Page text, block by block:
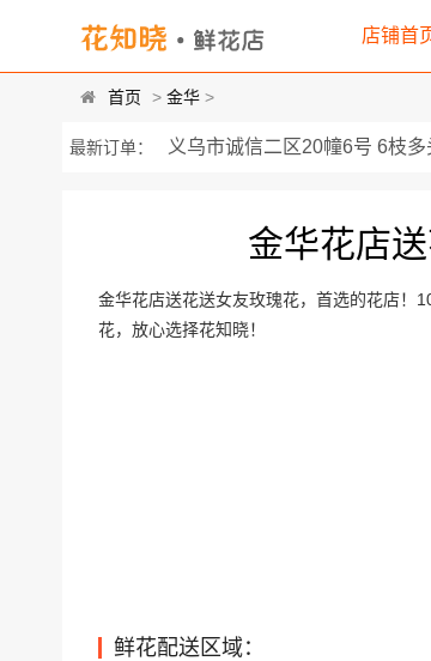
店铺首
首页 > 金华 >
最新订单： 义乌市诚信二区20幢6号 6枝
浙江省义乌市后宅街道北岭塘
浙江省义乌市财富大厦A座1楼
城北西路139号 21朵顶级红玫
荷叶塘工业区物华路1号（丽
南马镇南马中心卫生院 由9枝
义务市 廿三里 华盛路 201 号
761信联街120联通营业厅 11
金华花店
金华花店送花送女友玫瑰花，首选的花店！
花，放心选择花知晓！
鲜花配送区域：